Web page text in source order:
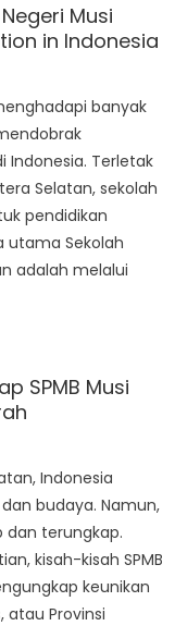
Musi
in Indonesia
banyak
Indonesia. Terletak
Selatan, sekolah
pendidikan
utama Sekolah
adalah melalui
SPMB Musi
Indonesia
budaya. Namun,
dan terungkap.
kisah-kisah SPMB
keunikan
atau Provinsi